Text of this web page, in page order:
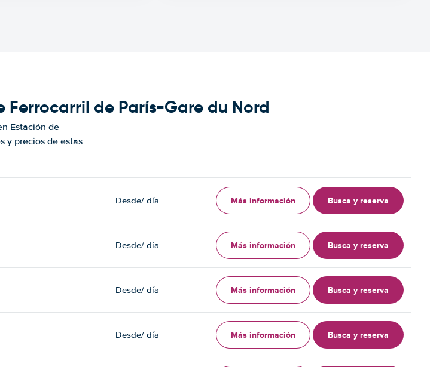
de París-Gare du Nord
Estación de
y precios de estas
Desde/ día Más información Busca y reserva
Desde/ día Más información Busca y reserva
Desde/ día Más información Busca y reserva
Desde/ día Más información Busca y reserva